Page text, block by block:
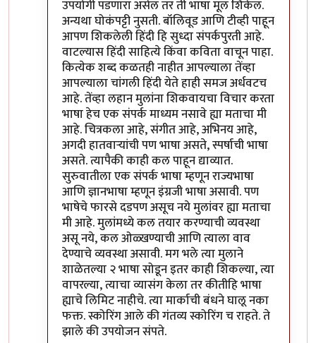
उपयोगी पडणारा असेल तर ती भाषा मूल शिकेल.
अन्यथा घोकंपट्टी नुसती. बॉलिवूड आणि टीव्ही पाहून
आपण शिकलेली हिंदी हि सुध्दा संपर्कपुरती आहे.
वाटल्यास हिंदी साहित्ये किंवा कविता वाचून पाहा.
कित्येक शब्द कळतही नाहीत आपल्याला तेंव्हा
आपल्याला चांगली हिंदी येते हाही समज अर्धवटच
आहे. तेंव्हा लहान मुलांना शिकवायचा विचार करता
भाषा हेच एक संपर्क माध्यम नसावे ह्या मताचा मी
आहे. चित्रकला आहे, संगीत आहे, अभिनय आहे,
अगदी हातवार्‍यांची पण भाषा असते, स्पर्षाची भाषा
असते. त्यापैकी काही कल पाहून द्याव्यात.
सुरुवातीला एक संपर्क भाषा म्हणून राज्यभाषा
आणि ज्ञानभाषा म्हणून इंग्रजी भाषा असावी. पण
भाषेचे फारसे दडपण असूच नये मुलांवर ह्या मताचा
मी आहे. मुलांमध्ये कल तयार करण्याची व्यवस्था
असू नये, कल ओळ्खण्याची आणि त्याला वाव
देण्याचे व्यवस्था असावी. मग भले त्या मुलाने
शाळेतल्या २ भाषा सोडून इतर काही शिकल्या, त्या
वापरल्या, त्याचा व्यासंग केला तर कीतीहि भाषा
ह्याचे लिमिट नाहीचे. त्या मार्काची बंधने घालू नका
फक्त. स्कोरिंग आले की गंतव्य स्कोरिंग च राहते. ते
झाले की उपयोजन संपते.